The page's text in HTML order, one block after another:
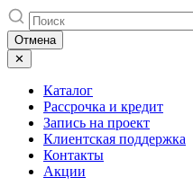
Skip
to
content
Отмена
✕
Каталог
Рассрочка и кредит
Запись на проект
Клиентская поддержка
Контакты
Акции